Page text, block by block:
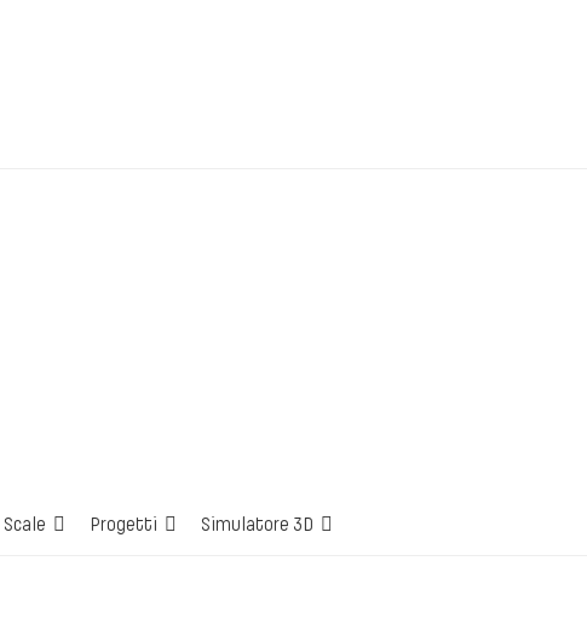
Scale Progetti Simulatore 3D